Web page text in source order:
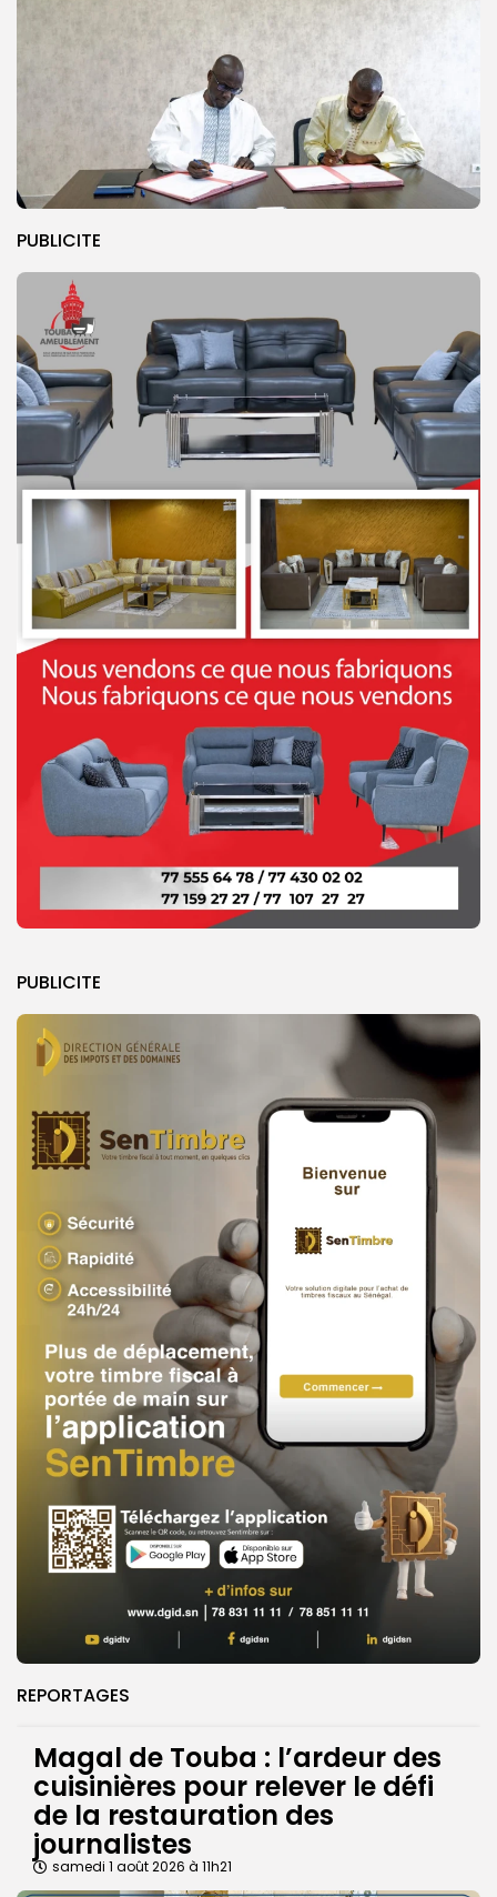
PUBLICITE
PUBLICITE
REPORTAGES
Magal de Touba : l’ardeur des
cuisinières pour relever le défi
de la restauration des
journalistes
samedi 1 août 2026 à 11h21